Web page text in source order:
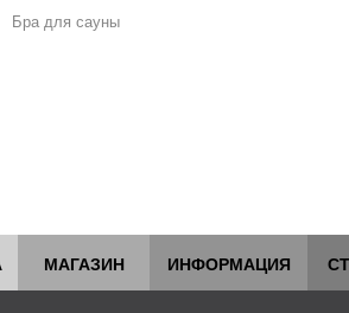
Бра для сауны
МАГАЗИН ИНФОРМАЦИЯ